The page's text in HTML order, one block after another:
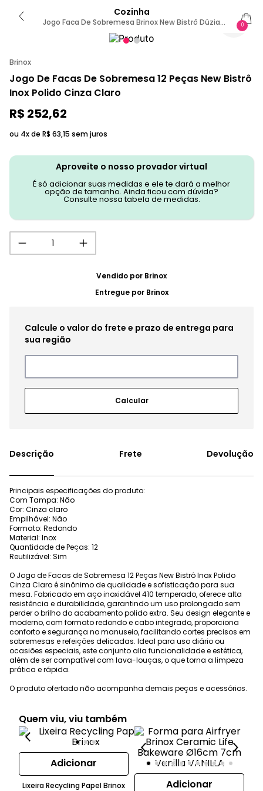
Cozinha
Jogo Faca De Sobremesa Brinox New Bistrô Dúzia
205 X 7 Mm Aço Inox Sem Cor
0
Brinox
Jogo De Facas De Sobremesa 12 Peças New Bistrô
Inox Polido Cinza Claro
R$ 252,62
ou 4x de R$ 63,15 sem juros
Aproveite o nosso provador virtual
É só adicionar suas medidas e ele te dará a melhor
opção de tamanho. Ainda ficou com dúvida?
Consulte nossa tabela de medidas.
Vendido por Brinox
Entregue por Brinox
Frete Devolução
Principais especificações do produto:
Com Tampa: Não
Cor: Cinza claro
Empilhável: Não
Formato: Redondo
Material: Inox
Quantidade de Peças: 12
Reutilizável: Sim
O Jogo de Facas de Sobremesa 12 Peças New Bistrô Inox Polido
Cinza Claro é sinônimo de qualidade e sofisticação para sua
mesa. Fabricado em aço inoxidável 410 temperado, oferece alta
resistência e durabilidade, garantindo um uso prolongado sem
perder o brilho do acabamento polido extra. Seu design elegante e
moderno, com formato redondo e cabo integrado, proporciona
conforto e segurança no manuseio, facilitando cortes precisos em
sobremesas e refeições delicadas. Ideal para uso diário ou
ocasiões especiais, este conjunto alia funcionalidade e estética,
além de ser compatível com lava-louças, o que torna a limpeza
prática e rápida.
O produto ofertado não acompanha demais peças e acessórios.
Quem viu, viu também
Adicionar
Lixeira Recycling Papel Brinox Adicionar